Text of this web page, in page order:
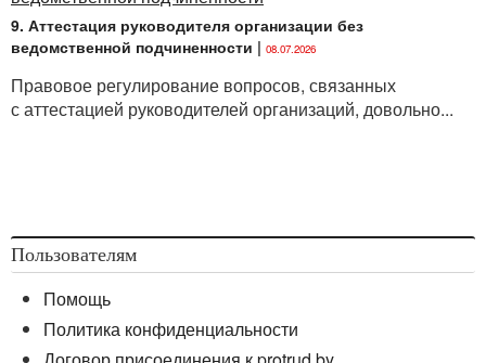
9. Аттестация руководителя организации без
ведомственной подчиненности | 08.07.2026
Правовое регулирование вопросов, связанных
с аттестацией руководителей организаций, довольно...
Пользователям
Помощь
Политика конфиденциальности